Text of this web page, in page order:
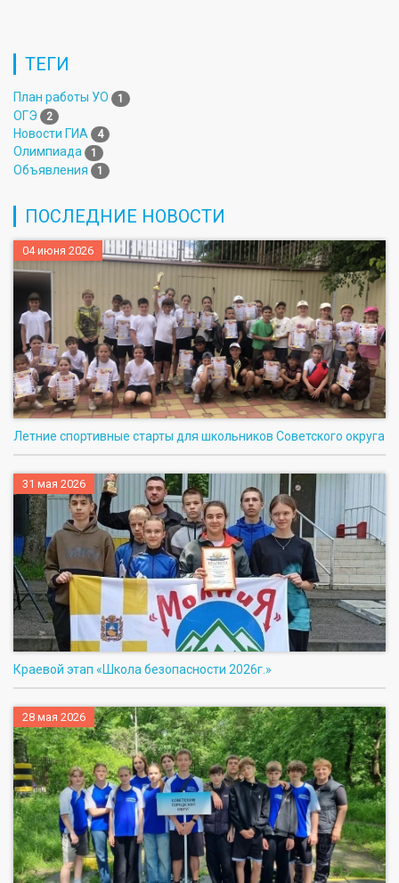
ТЕГИ
План работы УО 1
ОГЭ 2
Новости ГИА 4
Олимпиада 1
Объявления 1
ПОСЛЕДНИЕ НОВОСТИ
04 июня 2026
Летние спортивные старты для школьников Советского округа
31 мая 2026
Краевой этап «Школа безопасности 2026г.»
28 мая 2026